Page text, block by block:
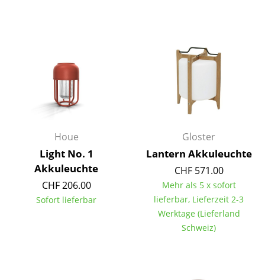
Schreibtische
Sekretäre & PC-Tische
Stehtische & Stehpulte
Kindertische
Gartentische
Houe
Light No. 1
Akkuleuchte
CHF 206.00
Sofort lieferbar
Gloster
Lantern Akkuleuchte
CHF 571.00
Mehr als 5 x sofort
lieferbar, Lieferzeit 2-3
Werktage (Lieferland
Schweiz)